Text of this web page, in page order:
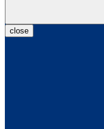
close